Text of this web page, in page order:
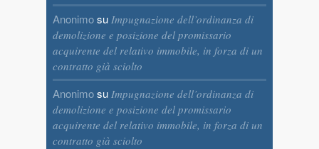
Anonimosu Impugnazione dell’ordinanza di
demolizione e posizione del promissario
acquirente del relativo immobile, in forza di un
contratto già sciolto
Anonimosu Impugnazione dell’ordinanza di
demolizione e posizione del promissario
acquirente del relativo immobile, in forza di un
contratto già sciolto